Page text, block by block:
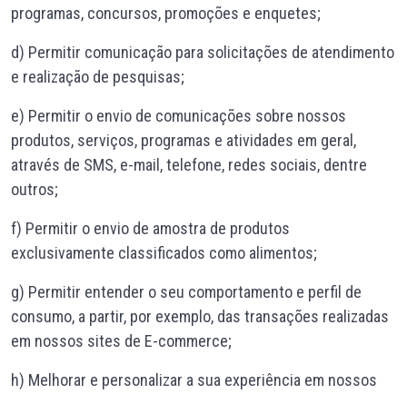
programas, concursos, promoções e enquetes;
d) Permitir comunicação para solicitações de atendimento
e realização de pesquisas;
e) Permitir o envio de comunicações sobre nossos
produtos, serviços, programas e atividades em geral,
através de SMS, e-mail, telefone, redes sociais, dentre
outros;
f) Permitir o envio de amostra de produtos
exclusivamente classificados como alimentos;
g) Permitir entender o seu comportamento e perfil de
consumo, a partir, por exemplo, das transações realizadas
em nossos sites de E-commerce;
h) Melhorar e personalizar a sua experiência em nossos